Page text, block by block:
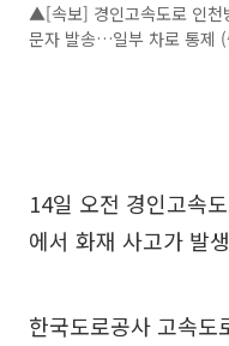
▲[속보] 경인고속도로 인천
문자 발송…일부 차로 통제
14일 오전 경인고속
에서 화재 사고가 발
한국도로공사 고속도